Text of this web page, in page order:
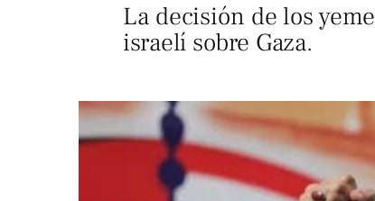
La decisión de los
israelí sobre Gaza.